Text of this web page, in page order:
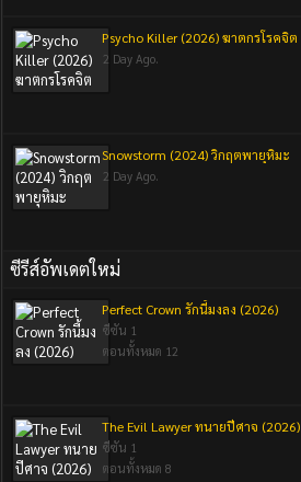
Psycho Killer (2026) ฆาตกรโรคจิต
2 Day Ago.
Snowstorm (2024) วิกฤตพายุหิมะ
2 Day Ago.
ซีรีส์อัพเดตใหม่
Perfect Crown รักนี้มงลง (2026)
ซีซัน 1
ตอนทั้งหมด 12
The Evil Lawyer ทนายปีศาจ (2026)
ซีซัน 1
ตอนทั้งหมด 8